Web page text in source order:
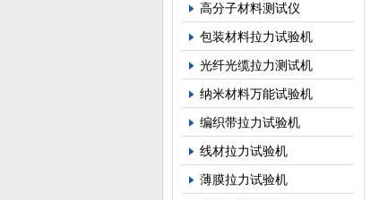
高分子材料测试仪
包装材料拉力试验机
光纤光缆拉力测试机
纳米材料万能试验机
编织带拉力试验机
线材拉力试验机
薄膜拉力试验机